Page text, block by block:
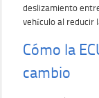
deslizamiento
vehículo al reducir
Cómo la
cambio